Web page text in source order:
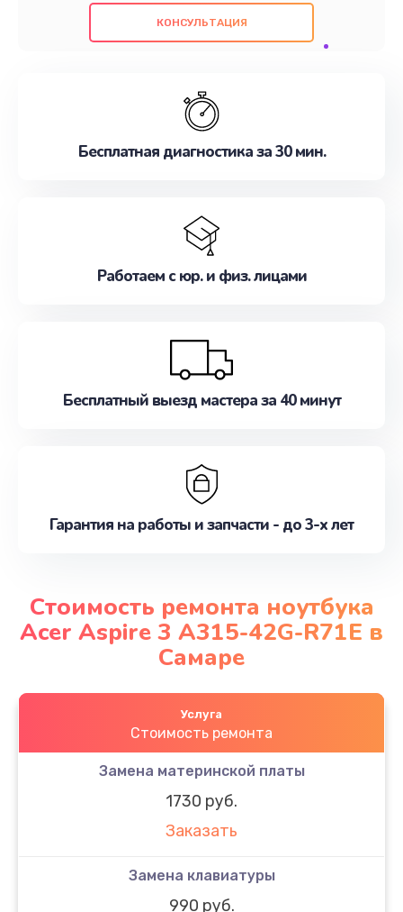
проведенных работ. Наша цель - предоставить
наилучшим образом. Не медлите записаться на
КОНСУЛЬТАЦИЯ
Бесплатная диагностика за 30 мин.
Работаем с юр. и физ. лицами
Бесплатный выезд мастера за 40 минут
Гарантия на работы и запчасти - до 3-х лет
Стоимость ремонта ноутбука
Acer Aspire 3 A315-42G-R71E в
Самаре
Услуга
Стоимость ремонта
Замена материнской платы
1730 руб.
Заказать
Замена клавиатуры
990 руб.